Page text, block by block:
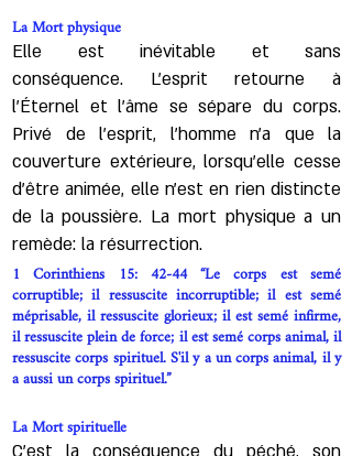
La Mort physique
Elle est inévitable et sans
conséquence. L’esprit retourne à
l'Éternel et l'âme se sépare du corps.
Privé de l’esprit, l'homme n'a que la
couverture extérieure, lorsqu’elle cesse
d'être animée, elle n'est en rien distincte
de la poussière. La mort physique a un
remède: la résurrection.
1 Corinthiens 15: 42-44 “Le corps est semé
corruptible; il ressuscite incorruptible; il est semé
méprisable, il ressuscite glorieux; il est semé infirme,
il ressuscite plein de force; il est semé corps animal, il
ressuscite corps spirituel. S'il y a un corps animal, il y
a aussi un corps spirituel.”
La Mort spirituelle